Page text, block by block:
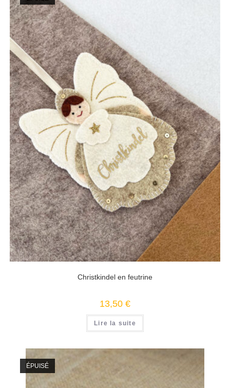
Christkindel en feutrine
13,50 €
Lire la suite
ÉPUISÉ